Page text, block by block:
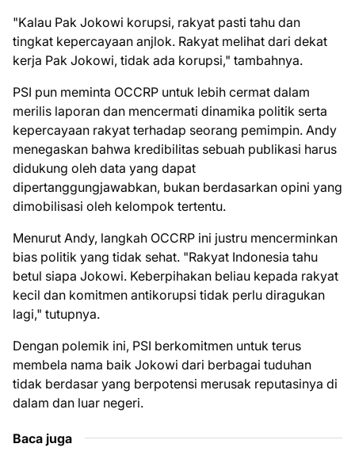
"Kalau Pak Jokowi korupsi, rakyat pasti tahu dan
tingkat kepercayaan anjlok. Rakyat melihat dari dekat
kerja Pak Jokowi, tidak ada korupsi," tambahnya.
PSI pun meminta OCCRP untuk lebih cermat dalam
merilis laporan dan mencermati dinamika politik serta
kepercayaan rakyat terhadap seorang pemimpin. Andy
menegaskan bahwa kredibilitas sebuah publikasi harus
didukung oleh data yang dapat
dipertanggungjawabkan, bukan berdasarkan opini yang
dimobilisasi oleh kelompok tertentu.
Menurut Andy, langkah OCCRP ini justru mencerminkan
bias politik yang tidak sehat. "Rakyat Indonesia tahu
betul siapa Jokowi. Keberpihakan beliau kepada rakyat
kecil dan komitmen antikorupsi tidak perlu diragukan
lagi," tutupnya.
Dengan polemik ini, PSI berkomitmen untuk terus
membela nama baik Jokowi dari berbagai tuduhan
tidak berdasar yang berpotensi merusak reputasinya di
dalam dan luar negeri.
Baca juga